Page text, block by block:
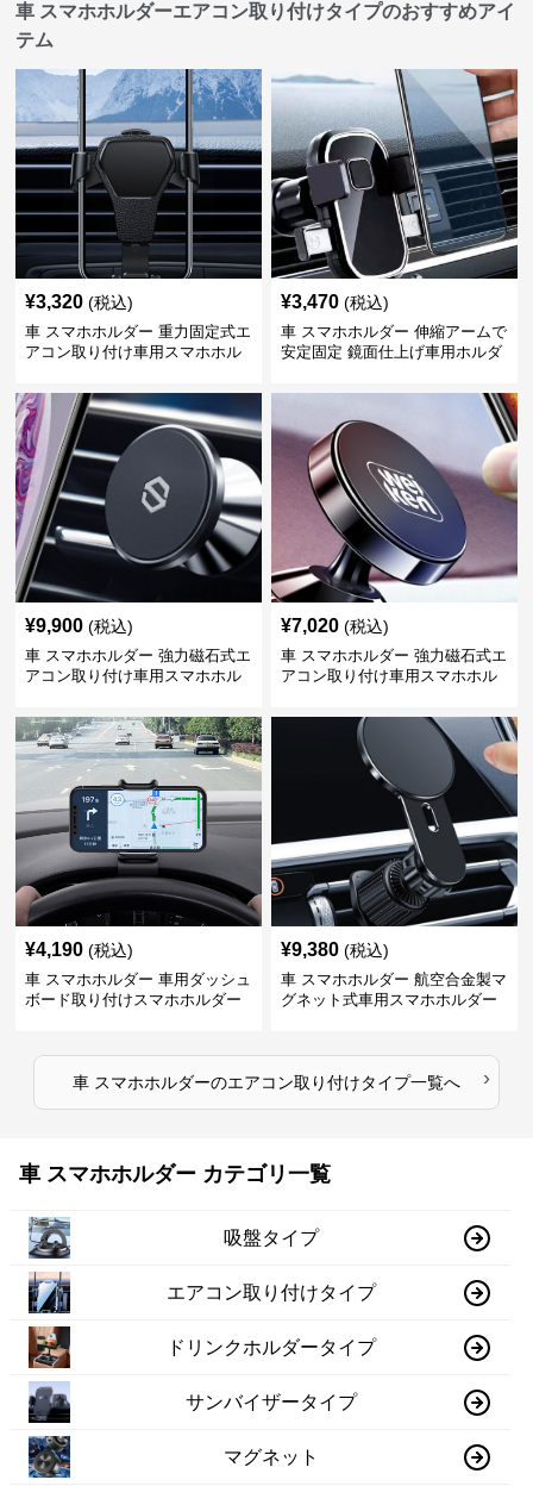
車 スマホホルダーエアコン取り付けタイプのおすすめアイ
テム
¥3,320 (税込)
車 スマホホルダー 重力固定式エ
アコン取り付け車用スマホホル
¥3,470 (税込)
車 スマホホルダー 伸縮アームで
安定固定 鏡面仕上げ車用ホルダ
¥9,900 (税込)
車 スマホホルダー 強力磁石式エ
アコン取り付け車用スマホホル
¥7,020 (税込)
車 スマホホルダー 強力磁石式エ
アコン取り付け車用スマホホル
¥4,190 (税込)
車 スマホホルダー 車用ダッシュ
ボード取り付けスマホホルダー
¥9,380 (税込)
車 スマホホルダー 航空合金製マ
グネット式車用スマホホルダー
車 スマホホルダーのエアコン取り付けタイプ一覧へ ›
車 スマホホルダー カテゴリ一覧
吸盤タイプ
エアコン取り付けタイプ
ドリンクホルダータイプ
サンバイザータイプ
マグネット